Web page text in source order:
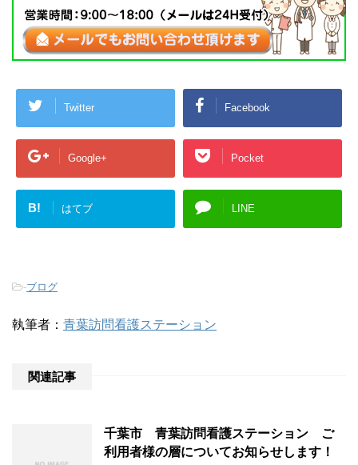
Twitter Facebook
Google+ Pocket
B! はてブ LINE
-ブログ
執筆者： 青葉訪問看護ステーション
関連記事
千葉市 青葉訪問看護ステーション ご
利用者様の層についてお知らせします！